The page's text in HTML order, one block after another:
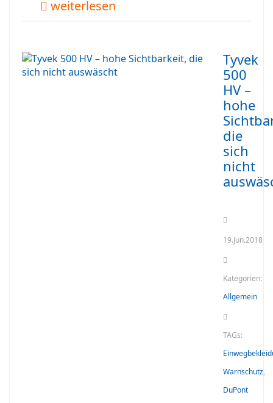
weiterlesen
Tyvek
500
HV –
hohe
die
sich
nicht
19.Jun.2018
Kategorien:
Allgemein
TAGs:
Warnschutz,
DuPont